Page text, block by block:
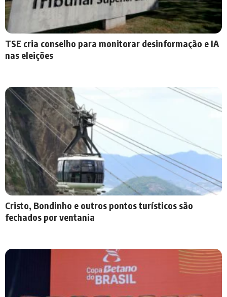
TSE cria conselho para monitorar desinformação e IA
nas eleições
Cristo, Bondinho e outros pontos turísticos são
fechados por ventania